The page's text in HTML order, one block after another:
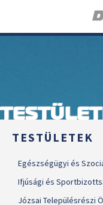
TESTÜLETEK
Egészségügyi és
Ifjúsági és
Józsai Településrészi